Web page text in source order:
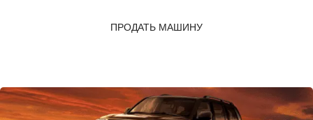
ПРОДАТЬ МАШИНУ